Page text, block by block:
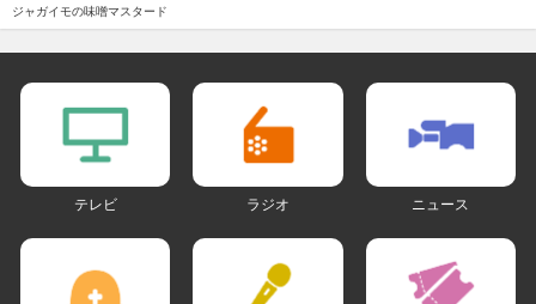
ジャガイモの味噌マスタード
テレビ ラジオ ニュース